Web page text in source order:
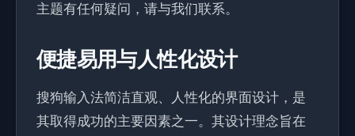
主题有任何疑问，请与我们联系。
便捷易用与人性化设计
搜狗输入法简洁直观、人性化的界面设计，是
其取得成功的主要因素之一。其设计理念旨在